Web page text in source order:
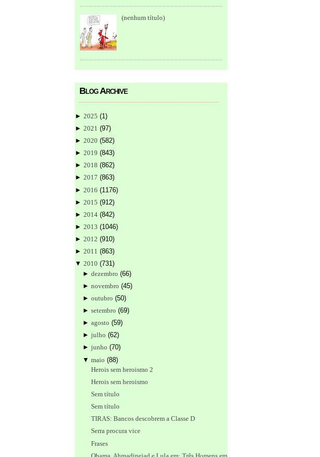
(nenhum título)
Blog Archive
► 2025 (1 )
► 2021 (97)
► 2020 (582)
► 2019 (843)
► 2018 (862)
► 2017 (863)
► 2016 (1176)
► 2015 (912)
► 2014 (842)
► 2013 (1046)
► 2012 (910)
► 2011 (863)
▼ 2010 (731)
►dezembro (66)
►novembro (45)
►outubro (50)
►setembro (69)
►agosto (59)
►julho (62)
►junho (70)
▼maio (88)
Herois sem heroismo 2
Herois sem heroismo
Sem título
Sem título
TIRAS: Bancos descobrem a Classe D
Serra procura vice
Frases